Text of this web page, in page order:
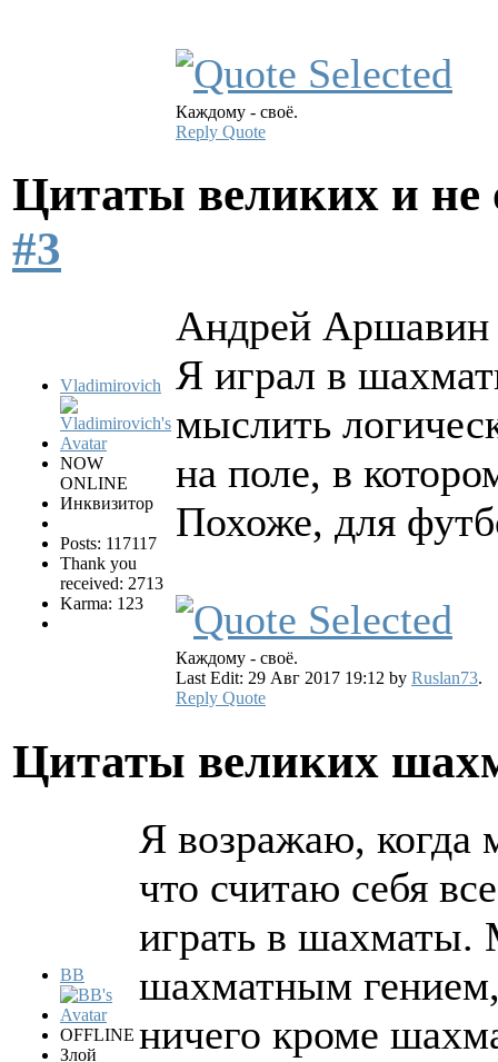
Каждому - своё.
Reply Quote
Цитаты великих и
#3
Vladimirovich
NOW
ONLINE
Инквизитор
Posts: 117117
Thank you
received: 2713
Karma: 123
Андрей Аршавин
Я играл в
мыслить
на поле, в
Похоже, для
Каждому - своё.
Last Edit: 29 Авг 2017 19:12 by Ruslan73.
Reply Quote
Цитаты великих
BB
OFFLINE
Злой
Я возражаю, когда
что считаю себя
играть в шахматы.
шахматным
ничего кроме